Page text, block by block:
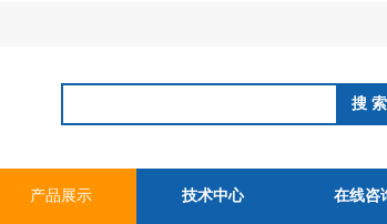
产品展示 技术中心 在线咨